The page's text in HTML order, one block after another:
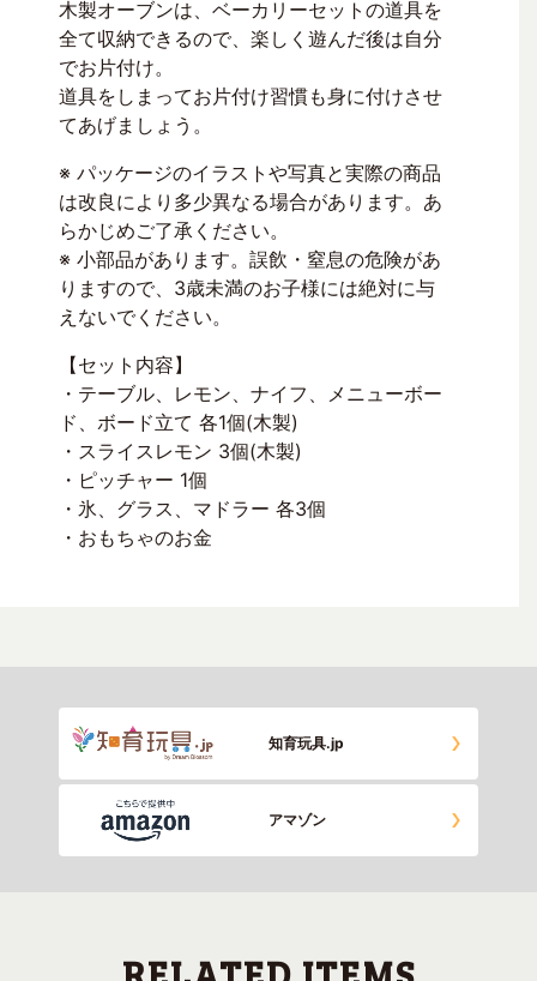
木製オーブンは、ベーカリーセットの道具を
全て収納できるので、楽しく遊んだ後は自分
でお片付け。
道具をしまってお片付け習慣も身に付けさせ
てあげましょう。
※ パッケージのイラストや写真と実際の商品
は改良により多少異なる場合があります。あ
らかじめご了承ください。
※ 小部品があります。誤飲・窒息の危険があ
りますので、3歳未満のお子様には絶対に与
えないでください。
【セット内容】
・テーブル、レモン、ナイフ、メニューボー
ド、ボード立て 各1個(木製)
・スライスレモン 3個(木製)
・ピッチャー 1個
・氷、グラス、マドラー 各3個
・おもちゃのお金
知育玩具.jp
アマゾン